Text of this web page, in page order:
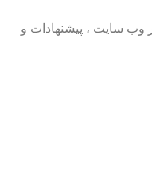
وب سایت ، پیشنهادات و